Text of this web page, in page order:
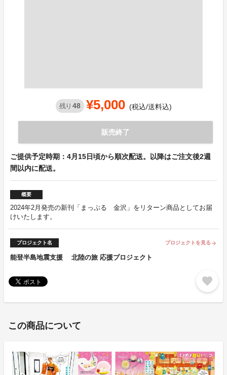
残り 48 ¥5,000 (税込/送料込)
販売終了
ご提供予定時期：4月15日頃から順次配送。以降はご注文後2週
間以内に配送。
概要
2024年2月発売の新刊「まっぷる 金沢」をリターン商品としてお届
けいたします。
プロジェクト名 プロジェクトを見る arrow_forward
能登半島地震支援 北陸の旅 応援プロジェクト
favorite
この商品について